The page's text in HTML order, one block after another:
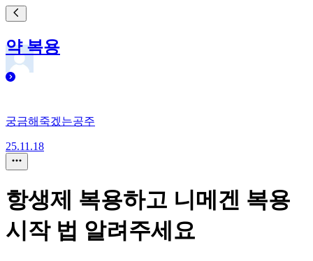
약 복용
궁금해죽겠는공주
25.11.18
항생제 복용하고 니메겐 복용
시작 법 알려주세요